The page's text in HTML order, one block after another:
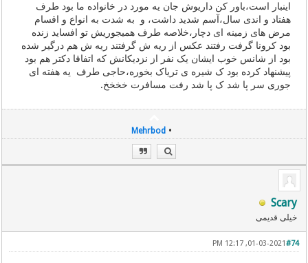
اینبار است،باور کن داریوش جان یه مورد در خانواده ما بود طرف
هفتاد و اندی سال،آسم شدید داشت، و به شدت به انواع و اقسام
مرض های زمینه ای دچار،خلاصه طرف همیجوریش تو افساید زنده
بود کرونا گرفت رفتند عکس از ریه ش گرفتند ریه ش هم درگیر شده
بود از شانس خوب ایشان یک نفر از نزدیکانش که اتفاقا دکتر هم بود
پیشنهاد کرده بود ک شیره ی تریاک بخوره،حاجی طرف یه هفته ای
جوری سر پا شد ک پا شد رفت مسافرت خخخخ.
•
Mehrbod
Scary
خیلی قدیمی
#74
01-03-2021, 12:17 PM